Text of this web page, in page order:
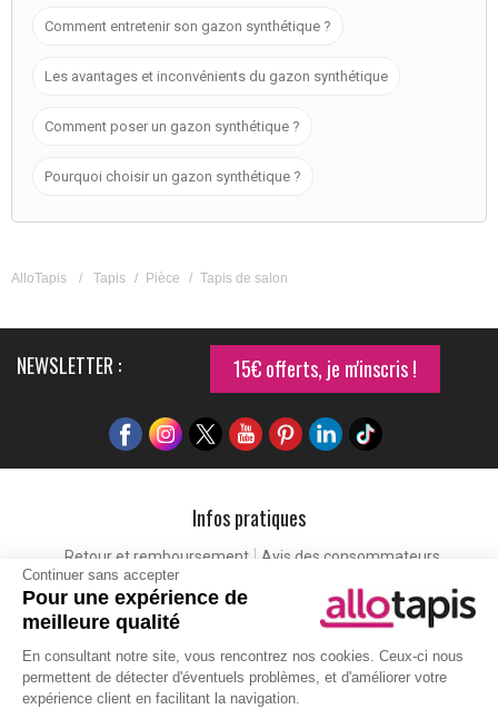
Continuer sans accepter
Pour une expérience de
meilleure qualité
En consultant notre site, vous rencontrez nos cookies. Ceux-ci nous
permettent de détecter d'éventuels problèmes, et d'améliorer votre
expérience client en facilitant la navigation.
Comment entretenir son gazon synthétique ?
Les avantages et inconvénients du gazon synthétique
Comment poser un gazon synthétique ?
Pourquoi choisir un gazon synthétique ?
AlloTapis / Tapis / Pièce / Tapis de salon
NEWSLETTER : 15€ offerts, je m'inscris !
Infos pratiques
Retour et remboursement
Avis des consommateurs
Tapis et paillasson personnalisé
Labels de qualité
Eco-participation
Vos avantages